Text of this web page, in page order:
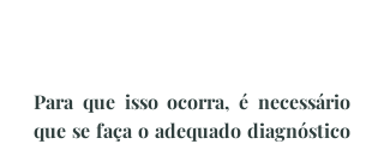
Para que isso ocorra, é necessário
que se faça o adequado diagnóstico